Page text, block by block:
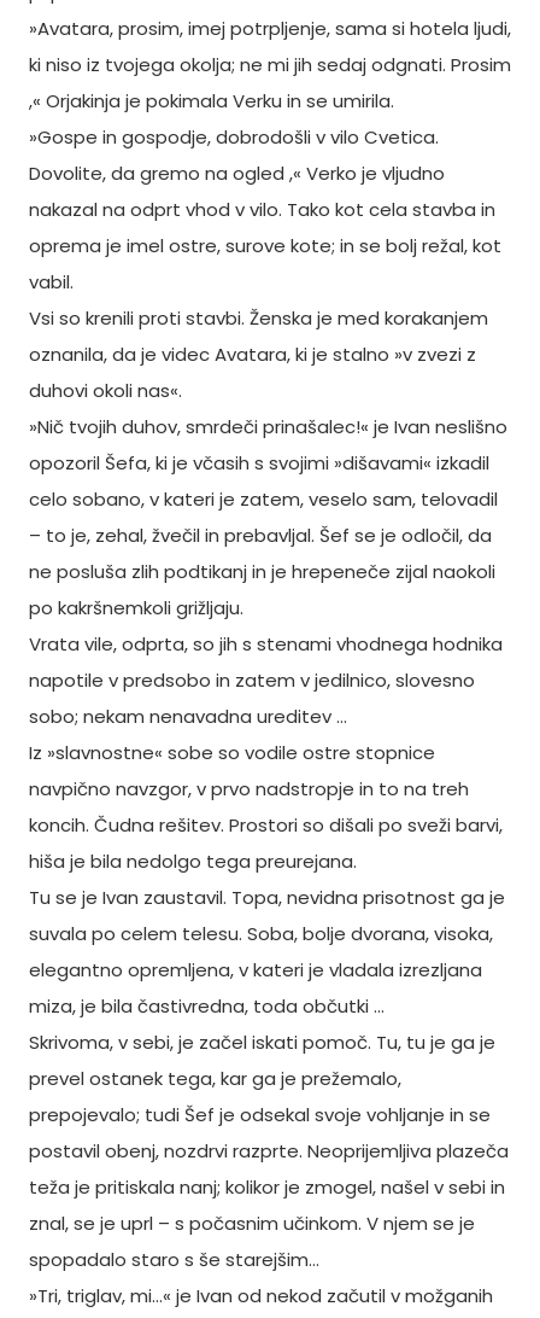
»Avatara, prosim, imej potrpljenje, sama si hotela ljudi,
ki niso iz tvojega okolja; ne mi jih sedaj odgnati. Prosim
,« Orjakinja je pokimala Verku in se umirila.
»Gospe in gospodje, dobrodošli v vilo Cvetica.
Dovolite, da gremo na ogled ,« Verko je vljudno
nakazal na odprt vhod v vilo. Tako kot cela stavba in
oprema je imel ostre, surove kote; in se bolj režal, kot
vabil.
Vsi so krenili proti stavbi. Ženska je med korakanjem
oznanila, da je videc Avatara, ki je stalno »v zvezi z
duhovi okoli nas«.
»Nič tvojih duhov, smrdeči prinašalec!« je Ivan neslišno
opozoril Šefa, ki je včasih s svojimi »dišavami« izkadil
celo sobano, v kateri je zatem, veselo sam, telovadil
– to je, zehal, žvečil in prebavljal. Šef se je odločil, da
ne posluša zlih podtikanj in je hrepeneče zijal naokoli
po kakršnemkoli grižljaju.
Vrata vile, odprta, so jih s stenami vhodnega hodnika
napotile v predsobo in zatem v jedilnico, slovesno
sobo; nekam nenavadna ureditev ...
Iz »slavnostne« sobe so vodile ostre stopnice
navpično navzgor, v prvo nadstropje in to na treh
koncih. Čudna rešitev. Prostori so dišali po sveži barvi,
hiša je bila nedolgo tega preurejana.
Tu se je Ivan zaustavil. Topa, nevidna prisotnost ga je
suvala po celem telesu. Soba, bolje dvorana, visoka,
elegantno opremljena, v kateri je vladala izrezljana
miza, je bila častivredna, toda občutki ...
Skrivoma, v sebi, je začel iskati pomoč. Tu, tu je ga je
prevel ostanek tega, kar ga je prežemalo,
prepojevalo; tudi Šef je odsekal svoje vohljanje in se
postavil obenj, nozdrvi razprte. Neoprijemljiva plazeča
teža je pritiskala nanj; kolikor je zmogel, našel v sebi in
znal, se je uprl – s počasnim učinkom. V njem se je
spopadalo staro s še starejšim…
»Tri, triglav, mi…« je Ivan od nekod začutil v možganih